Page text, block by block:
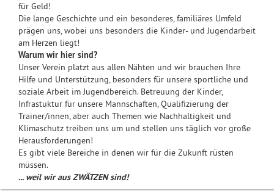
für Geld!
Die lange Geschichte und ein besonderes, familiäres Umfeld
prägen uns, wobei uns besonders die Kinder- und Jugendarbeit
am Herzen liegt!
Warum wir hier sind?
Unser Verein platzt aus allen Nähten und wir brauchen Ihre
Hilfe und Unterstützung, besonders für unsere sportliche und
soziale Arbeit im Jugendbereich. Betreuung der Kinder,
Infrastuktur für unsere Mannschaften, Qualifizierung der
Trainer/innen, aber auch Themen wie Nachhaltigkeit und
Klimaschutz treiben uns um und stellen uns täglich vor große
Herausforderungen!
Es gibt viele Bereiche in denen wir für die Zukunft rüsten
müssen.
... weil wir aus ZWÄTZEN sind!